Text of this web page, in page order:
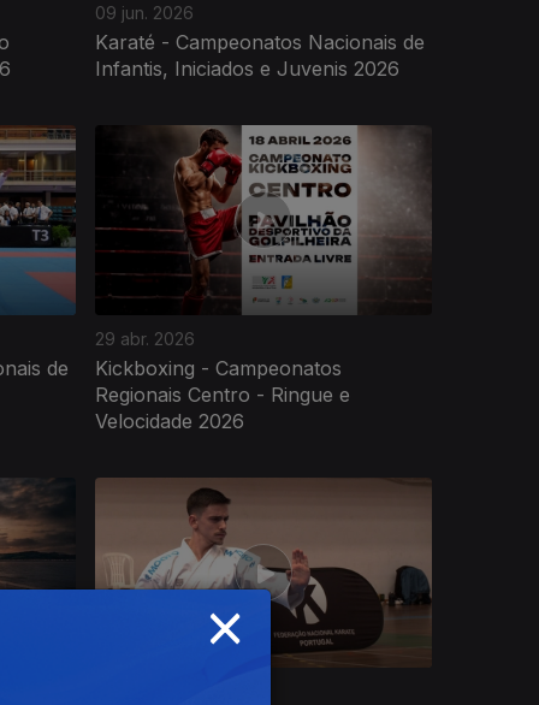
09 jun. 2026
Karaté - Campeonatos Nacionais de
Infantis, Iniciados e Juvenis 2026
de
29 abr. 2026
Kickboxing - Campeonatos
Regionais Centro - Ringue e
Velocidade 2026
×